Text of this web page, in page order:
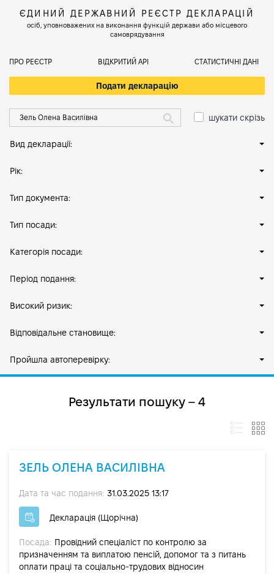
ЄДИНИЙ ДЕРЖАВНИЙ РЕЄСТР ДЕКЛАРАЦІЙ
осіб, уповноважених на виконання функцій держави або місцевого
самоврядування
ПРО РЕЄСТР ВІДКРИТИЙ АРІ СТАТИСТИЧНІ ДАНІ
Подати декларацію
шукати скрізь
Вид декларації:
Рік:
Тип документа:
Тип посади:
Категорія посади:
Період подання:
Високий ризик:
Відповідальне становище:
Пройшла автоперевірку:
Результати пошуку – 4
ЗЕЛЬ ОЛЕНА ВАСИЛІВНА
Дата та час подання: 31.03.2025 13:17
Декларація (Щорічна)
Посада: Провідний спеціаліст по контролю за
призначенням та виплатою пенсій, допомог та з питань
оплати праці та соціально-трудових відносин